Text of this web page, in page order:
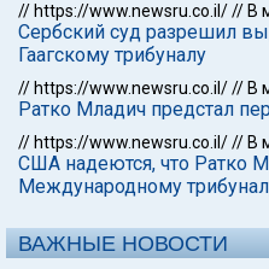
// https://www.newsru.co.il/// В
Сербский суд разрешил
Гаагскому трибуналу
// https://www.newsru.co.il/// В
Ратко Младич предстал
// https://www.newsru.co.il/// В
США надеются, что Ратко
Международному
ВАЖНЫЕ НОВОСТИ